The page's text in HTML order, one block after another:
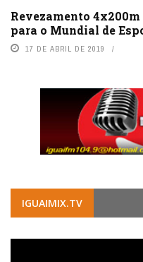
Revezamento
para o Mundial de
17 DE ABRIL DE 2019
IGUAIMIX.TV